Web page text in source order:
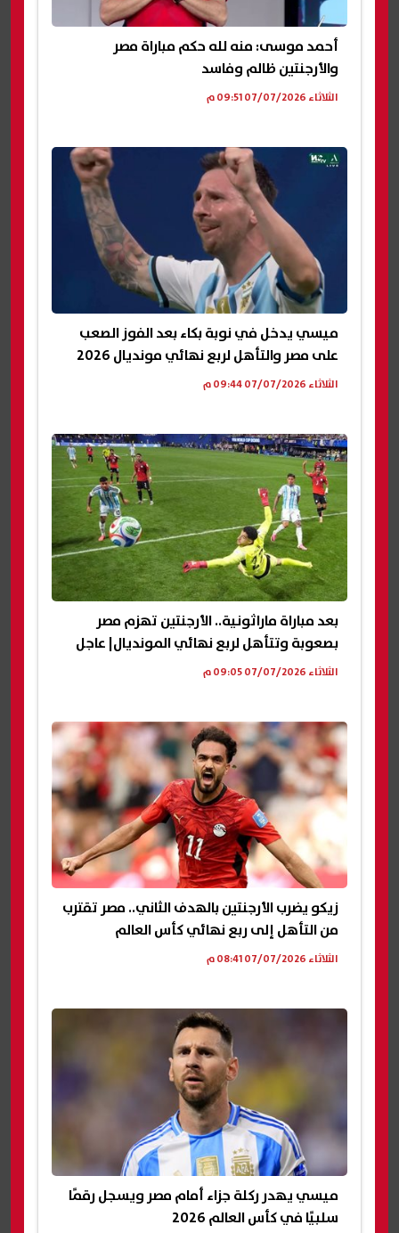
أحمد موسى: منه لله حكم مباراة مصر
والأرجنتين ظالم وفاسد
الثلاثاء 07/07/2026 09:51 م
ميسي يدخل في نوبة بكاء بعد الفوز الصعب
على مصر والتأهل لربع نهائي مونديال 2026
الثلاثاء 07/07/2026 09:44 م
بعد مباراة ماراثونية.. الأرجنتين تهزم مصر
بصعوبة وتتأهل لربع نهائي المونديال| عاجل
الثلاثاء 07/07/2026 09:05 م
زيكو يضرب الأرجنتين بالهدف الثاني.. مصر تقترب
من التأهل إلى ربع نهائي كأس العالم
الثلاثاء 07/07/2026 08:41 م
ميسي يهدر ركلة جزاء أمام مصر ويسجل رقمًا
سلبيًا في كأس العالم 2026